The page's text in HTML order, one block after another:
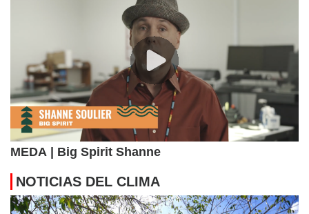
MEDA | Big Spirit Shanne
NOTICIAS DEL CLIMA